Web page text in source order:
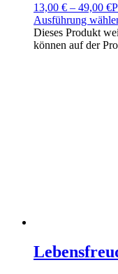
13,00 € – 49,00 €
Ausführung
Dieses Produkt
können auf der